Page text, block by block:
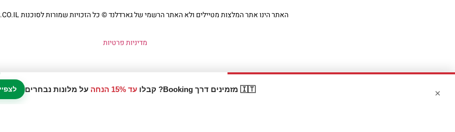
🇮🇹 מזמינים דרך Booking? קבלו עד 15% הנחה על מלונות נבחרים ×
האתר הינו אתר המלצות מטיילים ולא האתר הרשמי של גארדלנד © כל הזכויות שמורות לסוכנות TRAVELERS.CO.IL
מדיניות פרטיות